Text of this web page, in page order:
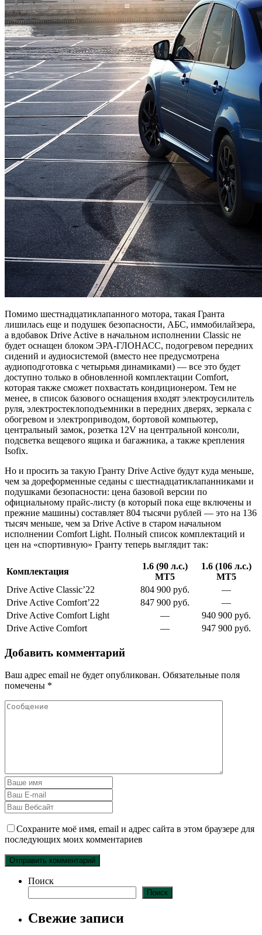
Помимо шестнадцатиклапанного мотора, такая Гранта
лишилась еще и подушек безопасности, АБС, иммобилайзера,
а вдобавок Drive Active в начальном исполнении Classic не
будет оснащен блоком ЭРА-ГЛОНАСС, подогревом передних
сидений и аудиосистемой (вместо нее предусмотрена
аудиоподготовка с четырьмя динамиками) — все это будет
доступно только в обновленной комплектации Comfort,
которая также сможет похвастать кондиционером. Тем не
менее, в список базового оснащения входят электроусилитель
руля, электростеклоподъемники в передних дверях, зеркала с
обогревом и электроприводом, бортовой компьютер,
центральный замок, розетка 12V на центральной консоли,
подсветка вещевого ящика и багажника, а также крепления
Isofix.
Но и просить за такую Гранту Drive Active будут куда меньше,
чем за дореформенные седаны с шестнадцатиклапанниками и
подушками безопасности: цена базовой версии по
официальному прайс-листу (в который пока еще включены и
прежние машины) составляет 804 тысячи рублей — это на 136
тысяч меньше, чем за Drive Active в старом начальном
исполнении Comfort Light. Полный список комплектаций и
цен на «спортивную» Гранту теперь выглядит так:
Комплектация
1.6 (90 л.с.)
MT5
1.6 (106 л.с.)
МТ5
Drive Active Classic’22
804 900 руб.
—
Drive Active Comfort’22
847 900 руб.
—
Drive Active Comfort Light
—
940 900 руб.
Drive Active Comfort
— 947 900 руб.
Добавить комментарий
Ваш адрес email не будет опубликован. Обязательные поля
помечены *
Сохраните моё имя, email и адрес сайта в этом браузере для
последующих моих комментариев
Поиск
Поиск
Свежие записи